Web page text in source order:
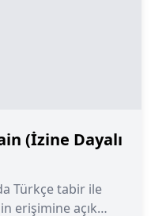
(İzine Dayalı
Türkçe tabir ile
erişimine açık